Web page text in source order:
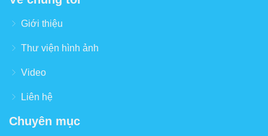
Giới thiệu
Thư viện hình ảnh
Video
Liên hệ
Chuyên mục